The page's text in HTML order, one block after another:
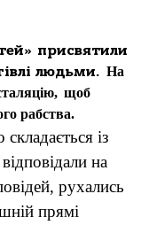
присвятили
людьми. На
щоб
рабства.
із
на
рухались
прямі